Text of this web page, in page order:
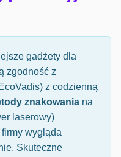
gadżety dla
zgodność z
z codzienną
znakowania na
laserowy)
wygląda
Skuteczne